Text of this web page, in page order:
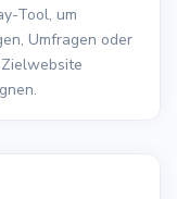
Tool, um
Umfragen oder